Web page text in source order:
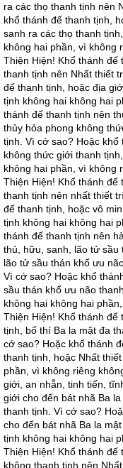
ra các thọ thanh tịnh nên
khổ thánh đế thanh tịnh,
sanh ra các thọ thanh
không hai phần, vì không
Thiện Hiện! Khổ thánh
thanh tịnh nên Nhất thiết
đế thanh tịnh, hoặc địa
tịnh không hai không hai
thánh đế thanh tịnh nên
thủy hỏa phong không
tịnh. Vì cớ sao? Hoặc khổ
không thức giới thanh
không hai phần, vì không
Thiện Hiện! Khổ thánh đế
thanh tịnh nên nhất thiết
đế thanh tịnh, hoặc vô
tịnh không hai không hai
thánh đế thanh tịnh nên
thủ, hữu, sanh, lão tử sầu
lão tử sầu thán khổ ưu
Vì cớ sao? Hoặc khổ
sầu thán khổ ưu não
không hai không hai
Thiện Hiện! Khổ thánh đế
tịnh, bố thí Ba la mật đa
cớ sao? Hoặc khổ thánh
thanh tịnh, hoặc Nhất
phần, vì không riêng
giới, an nhẫn, tinh tiến,
giới cho đến bát nhã Ba
thanh tịnh. Vì cớ sao?
cho đến bát nhã Ba la
tịnh không hai không hai
Thiện Hiện! Khổ thánh đế
không thanh tịnh nên